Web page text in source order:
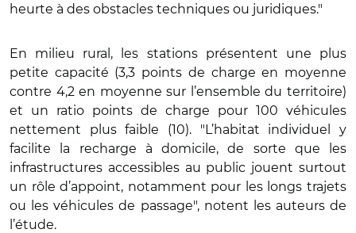
heurte à des obstacles techniques ou juridiques."
En milieu rural, les stations présentent une plus
petite capacité (3,3 points de charge en moyenne
contre 4,2 en moyenne sur l’ensemble du territoire)
et un ratio points de charge pour 100 véhicules
nettement plus faible (10). "L’habitat individuel y
facilite la recharge à domicile, de sorte que les
infrastructures accessibles au public jouent surtout
un rôle d’appoint, notamment pour les longs trajets
ou les véhicules de passage", notent les auteurs de
l’étude.